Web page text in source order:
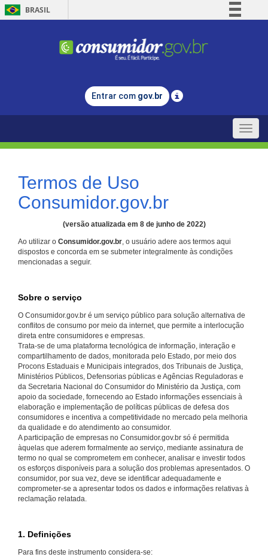
BRASIL
Comunica BR
Legislação
Entrar com gov.br
Toggle
Termos de Uso
Consumidor.gov.br
(versão atualizada em 8 de junho de 2022)
Ao utilizar o Consumidor.gov.br, o usuário adere aos termos aqui
dispostos e concorda em se submeter integralmente às condições
mencionadas a seguir.
Sobre o serviço
O Consumidor.gov.br é um serviço público para solução alternativa de
conflitos de consumo por meio da internet, que permite a interlocução
direta entre consumidores e empresas.
Trata-se de uma plataforma tecnológica de informação, interação e
compartilhamento de dados, monitorada pelo Estado, por meio dos
Procons Estaduais e Municipais integrados, dos Tribunais de Justiça,
Ministérios Públicos, Defensorias públicas e Agências Reguladoras e
da Secretaria Nacional do Consumidor do Ministério da Justiça, com
apoio da sociedade, fornecendo ao Estado informações essenciais à
elaboração e implementação de políticas públicas de defesa dos
consumidores e incentiva a competitividade no mercado pela melhoria
da qualidade e do atendimento ao consumidor.
A participação de empresas no Consumidor.gov.br só é permitida
àquelas que aderem formalmente ao serviço, mediante assinatura de
termo no qual se comprometem em conhecer, analisar e investir todos
os esforços disponíveis para a solução dos problemas apresentados. O
consumidor, por sua vez, deve se identificar adequadamente e
comprometer-se a apresentar todos os dados e informações relativas à
reclamação relatada.
1. Definições
Para fins deste instrumento considera-se: